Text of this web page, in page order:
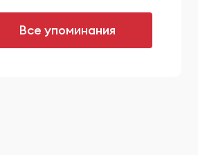
Все упоминания